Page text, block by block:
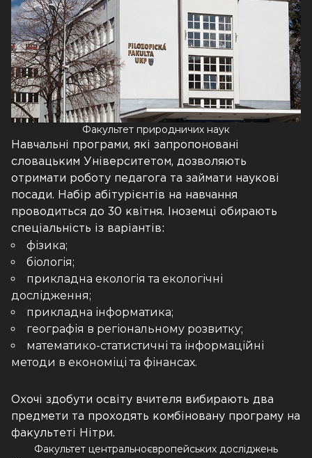
Факультет природничих наук
Навчальні програми, які запропоновані
словацьким Університетом, дозволяють
отримати роботу педагога та займати наукові
посади. Набір абітурієнтів на навчання
проводиться до 30 квітня. Іноземці обирають
спеціальність із варіантів:
фізика;
біологія;
прикладна екологія та екологічні
дослідження;
прикладна інформатика;
географія в регіональному розвитку;
математико-статистичні та інформаційні
методи в економіці та фінансах.
Охочі здобути освіту вчителя вибирають два
предмети та проходять комбіновану програму на
факультеті Нітри.
Факультет центральноєвропейських досліджень